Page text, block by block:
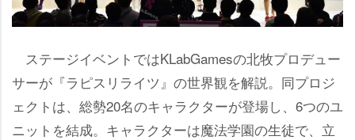
ステージイベントではKLabGamesの北牧プロデュー
サーが『ラピスリライツ』の世界観を解説。同プロジ
ェクトは、総勢20名のキャラクターが登場し、6つのユ
ニットを結成。キャラクターは魔法学園の生徒で、立